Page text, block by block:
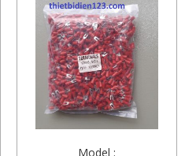
Model :